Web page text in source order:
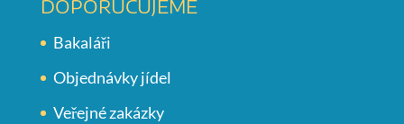
DOPORUČUJEME
Bakaláři
Objednávky jídel
Veřejné zakázky